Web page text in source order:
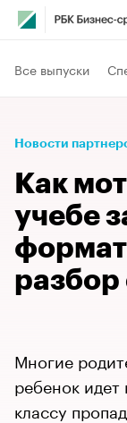
Все выпуски
Новости
Как
учебе
разбор
Многие
ребенок
классу